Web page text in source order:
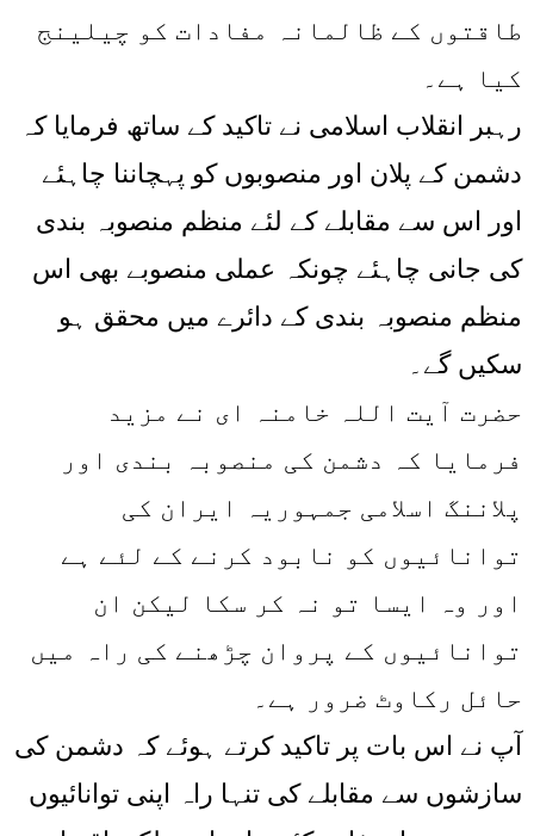
طاقتوں کے ظالمانہ مفادات کو چیلینج
کیا ہے۔
رہبر انقلاب اسلامی نے تاکید کے ساتھ فرمایا کہ
دشمن کے پلان اور منصوبوں کو پہچاننا چاہئے
اور اس سے مقابلے کے لئے منظم منصوبہ بندی
کی جانی چاہئے چونکہ عملی منصوبے بھی اس
منظم منصوبہ بندی کے دائرے میں محقق ہو
سکیں گے۔
حضرت آیت اللہ خامنہ ای نے مزید
فرمایا کہ دشمن کی منصوبہ بندی اور
پلاننگ اسلامی جمہوریہ ایران کی
توانائیوں کو نابود کرنے کے لئے ہے
اور وہ ایسا تو نہ کر سکا لیکن ان
توانائیوں کے پروان چڑھنے کی راہ میں
حائل رکاوٹ ضرور ہے۔
آپ نے اس بات پر تاکید کرتے ہوئے کہ دشمن کی
سازشوں سے مقابلے کی تنہا راہ اپنی توانائیوں